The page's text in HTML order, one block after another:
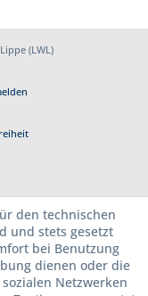
(LWL)
den technischen
und stets gesetzt
bei Benutzung
dienen oder die
Netzwerken